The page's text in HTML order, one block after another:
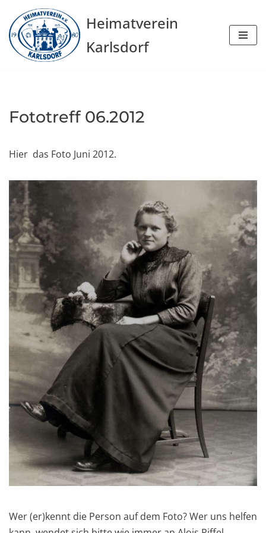
Zum
Inhalt
springen
Heimatverein
Karlsdorf
Fototreff 06.2012
Hier das Foto Juni 2012.
Wer (er)kennt die Person auf dem Foto? Wer uns helfen